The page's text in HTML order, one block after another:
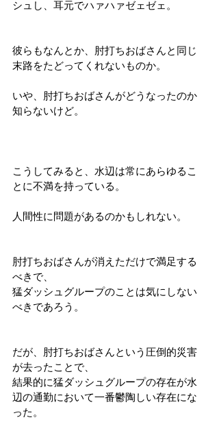
シュし、耳元でハァハァゼェゼェ。
彼らもなんとか、肘打ちおばさんと同じ
末路をたどってくれないものか。
いや、肘打ちおばさんがどうなったのか
知らないけど。
こうしてみると、水辺は常にあらゆるこ
とに不満を持っている。
人間性に問題があるのかもしれない。
肘打ちおばさんが消えただけで満足する
べきで、
猛ダッシュグループのことは気にしない
べきであろう。
だが、肘打ちおばさんという圧倒的災害
が去ったことで、
結果的に猛ダッシュグループの存在が水
辺の通勤において一番鬱陶しい存在にな
った。